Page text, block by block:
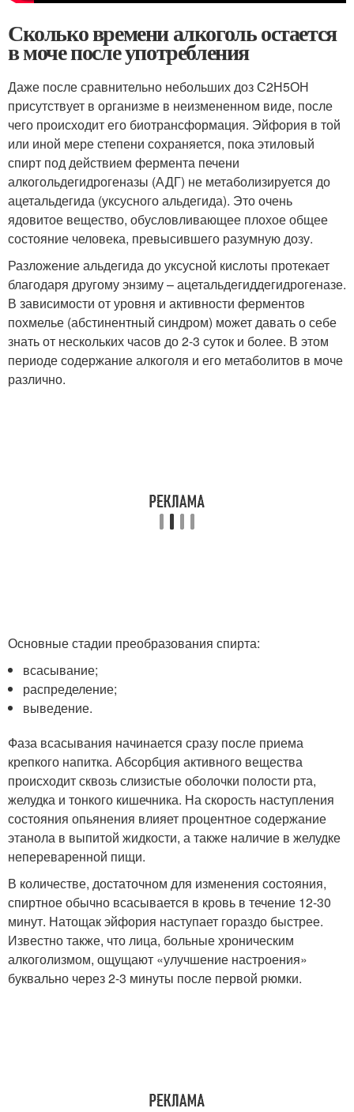
Сколько времени алкоголь остается
в моче после употребления
Даже после сравнительно небольших доз С2Н5ОН
присутствует в организме в неизмененном виде, после
чего происходит его биотрансформация. Эйфория в той
или иной мере степени сохраняется, пока этиловый
спирт под действием фермента печени
алкогольдегидрогеназы (АДГ) не метаболизируется до
ацетальдегида (уксусного альдегида). Это очень
ядовитое вещество, обусловливающее плохое общее
состояние человека, превысившего разумную дозу.
Разложение альдегида до уксусной кислоты протекает
благодаря другому энзиму – ацетальдегиддегидрогеназе.
В зависимости от уровня и активности ферментов
похмелье (абстинентный синдром) может давать о себе
знать от нескольких часов до 2-3 суток и более. В этом
периоде содержание алкоголя и его метаболитов в моче
различно.
Основные стадии преобразования спирта:
всасывание;
распределение;
выведение.
Фаза всасывания начинается сразу после приема
крепкого напитка. Абсорбция активного вещества
происходит сквозь слизистые оболочки полости рта,
желудка и тонкого кишечника. На скорость наступления
состояния опьянения влияет процентное содержание
этанола в выпитой жидкости, а также наличие в желудке
непереваренной пищи.
В количестве, достаточном для изменения состояния,
спиртное обычно всасывается в кровь в течение 12-30
минут. Натощак эйфория наступает гораздо быстрее.
Известно также, что лица, больные хроническим
алкоголизмом, ощущают «улучшение настроения»
буквально через 2-3 минуты после первой рюмки.